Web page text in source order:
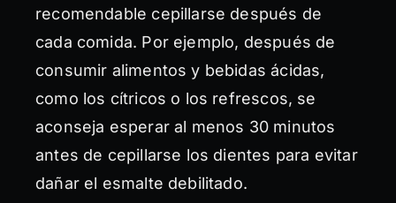
recomendable cepillarse después de
cada comida. Por ejemplo, después de
consumir alimentos y bebidas ácidas,
como los cítricos o los refrescos, se
aconseja esperar al menos 30 minutos
antes de cepillarse los dientes para evitar
dañar el esmalte debilitado.